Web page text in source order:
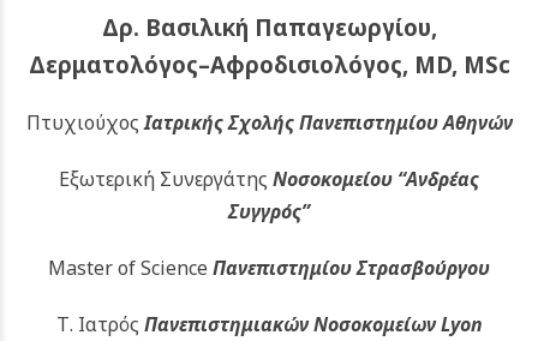
Δρ. Βασιλική Παπαγεωργίου,
Δερματολόγος–Αφροδισιολόγος, MD, MSc
ΠτυχιούχοςΙατρικής Σχολής Πανεπιστημίου Αθηνών
Εξωτερική Συνεργάτης Νοσοκομείου “Ανδρέας
Συγγρός”
Master of Science Πανεπιστημίου Στρασβούργου
Τ. Ιατρός Πανεπιστημιακών Νοσοκομείων Lyon